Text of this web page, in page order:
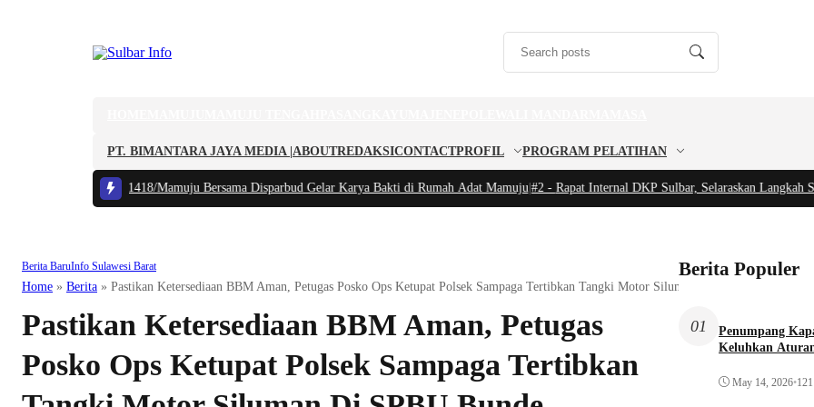
PT. BIMANTARA JAYA MEDIA | ABOUTREDAKSICONTACTPROFIL PROGRAM PELATIHAN
Lokal, Kodim 1418/Mamuju Bersama Disparbud Gelar Karya Bakti di Rumah Adat Mamuju|#2 -Rapat Internal DKP Sulbar, Selaraskan Langkah
Berita BaruInfo Sulawesi Barat
Home » Berita » Pastikan Ketersediaan BBM Aman, Petugas Posko Ops Ketupat Polsek Sampaga Tertibkan Tangki Motor Siluman Di SPBU Bunde
Pastikan Ketersediaan BBM Aman, Petugas
Posko Ops Ketupat Polsek Sampaga Tertibkan
Berita Populer
01
Penumpang
Keluhkan
May 14, 2026•